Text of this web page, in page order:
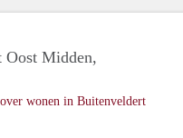
Oost Midden,
wonen in Buitenveldert